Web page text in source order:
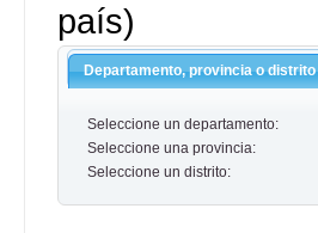
país)
Departamento, provincia o distrito
Seleccione un departamento:
Seleccione una provincia:
Seleccione un distrito: